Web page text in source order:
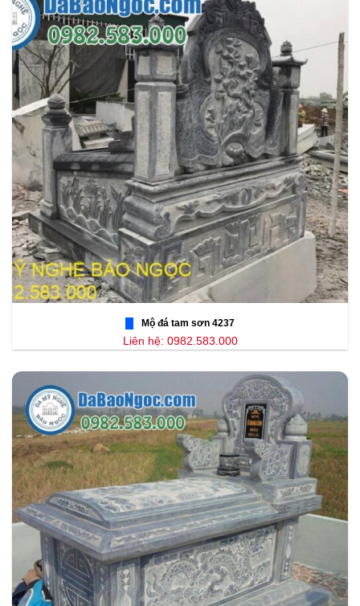
Mộ đá tam sơn 4237
Liên hệ: 0982.583.000